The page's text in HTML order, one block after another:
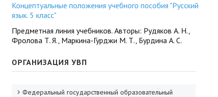
В ПОМОЩЬ УЧИТЕЛЮ
Организация УВП
ГИА
Концептуальные положения учебного пособия "Русский
язык. 5 класс"
Предметная линия учебников. Авторы: Рудяков А. Н.,
Фролова Т. Я., Маркина-Гурджи М. Т., Бурдина А. С.
ОРГАНИЗАЦИЯ УВП
Федеральный государственный образовательный